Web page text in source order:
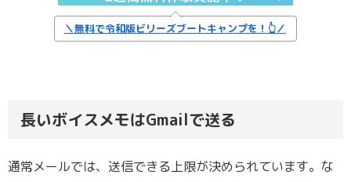
＼無料で令和版ビリーズブートキャンプを！👆／
長いボイスメモはGmailで送る
通常メールでは、送信できる上限が決められています。な